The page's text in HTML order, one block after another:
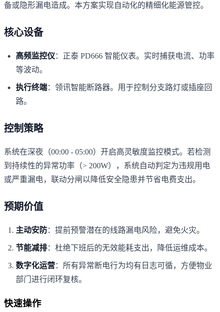
备或隐形漏电造成。本方案实现自动化的精细化能源管控。
核心设备
高频监控仪 ：正泰 PD666 智能仪表。实时捕获电流、功率
等波动。
执行终端：领讯智能断路器。用于控制分支路灯或插座回
路。
控制策略
系统在深夜（00:00 - 05:00）开启高灵敏度监控模式。若检测
到持续性的异常功率（> 200W），系统自动判定为违规用电
或严重漏电，联动分闸以降低安全隐患并节省电费支出。
预期价值
主动安防：提前预警潜在的线路漏电风险，避免火灾。
节能减排：杜绝下班后的无效能耗支出，降低运维成本。
数字化运营：所有异常断电行为均有日志可循，方便物业
部门进行闭环复核。
快速操作